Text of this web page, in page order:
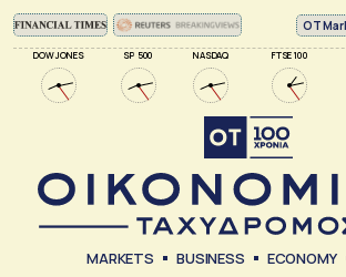
DOW JONES SP 500 NASDAQ FTSE 100
ΟΤ
MARKETS BUSINESS ECONOMY